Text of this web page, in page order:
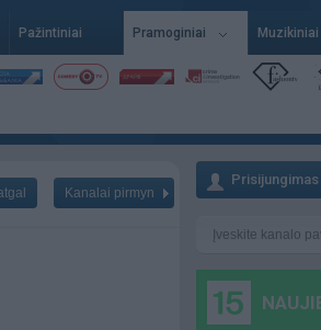
Pažintiniai Pramoginiai Muzikiniai
Kanalai pirmyn
Prisijungimas